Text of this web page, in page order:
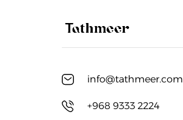
info@tathmeer.com
+968 9333 2224